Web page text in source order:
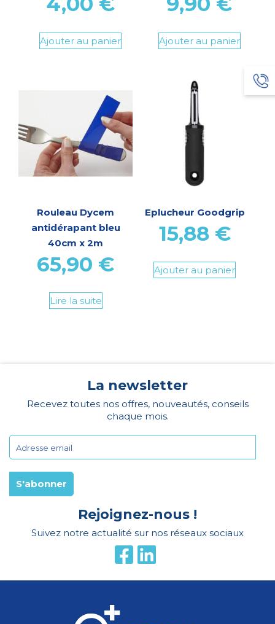
Ajouter au panier Ajouter au panier
Rouleau Dycem
antidérapant bleu
40cm x 2m
65,90 €
Lire la suite
Eplucheur Goodgrip
15,88 €
Ajouter au panier
La newsletter
Recevez toutes nos offres, nouveautés, conseils
chaque mois.
Rejoignez-nous !
Suivez notre actualité sur nos réseaux sociaux